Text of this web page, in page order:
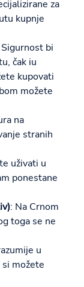
za
kupnje
Sigurnost bi
čak iu
kupovati
možete
na
stranih
uživati u
ponestane
: Na Crnom
toga se ne
u
si možete